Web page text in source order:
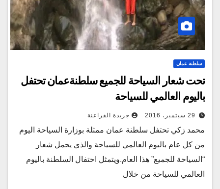
سلطنة عمان
تحت شعار السياحة للجميع سلطنةعمان تحتفل
باليوم العالمي للسياحة
29 سبتمبر، 2016 جريدة الفراعنة
محمد زكي تحتفل سلطنة عمان ممثلة بوزارة السياحة اليوم
من كل عام باليوم العالمي للسياحة والذي يحمل شعار
“السياحة للجميع” هذا العام.ويتمثل احتفال السلطنة باليوم
العالمي للسياحة من خلال